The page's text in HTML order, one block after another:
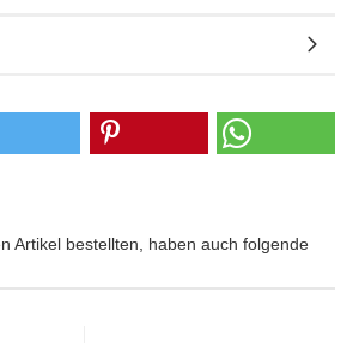
Artikel bestellten, haben auch folgende